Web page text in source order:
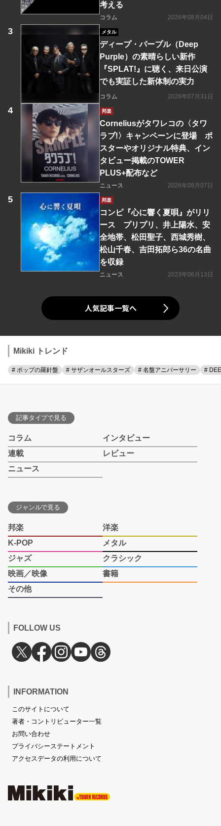
考える
コラム 2026年08月04日
メタル
ディープ・パープル（Deep
Purple）の素晴らしい新作
『SPLAT!』に聴く、来日公演
でも実証した新体制の実力
コラム 2026年07月31日
邦楽
Corneliusがタワレコの〈タワ
ラブ!〉キャンペーンに登場 ポ
スターやオリジナル特典、イン
タビュー掲載のTOWER
PLUS+配布など
ニュース 2026年08月07日
邦楽
コンピ『心に響く夏唄』がリリ
ース プリプリ、井上陽水、安
全地帯、松田聖子、西城秀樹、
松山千春、吉田拓郎ら36の名曲
を収録
ニュース 2023年06月13日
人気記事一覧へ
Mikiki トレンド
# ポップの羅針盤 # サザンオールスターズ # 名盤アニバーサリー #
記事タイプで見る
コラム
インタビュー
連載
レビュー
ニュース
ジャンルで見る
邦楽
洋楽
K-POP
メタル
ジャズ
クラシック
映画／映像
書籍
その他
FOLLOW US
INFORMATION
このサイトについて
著者・コントリビューター一覧
お問い合わせ
プライバシーステートメント
アクセスデータの利用について